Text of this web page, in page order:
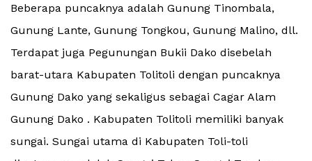
Beberapa puncaknya adalah Gunung Tinombala,
Gunung Lante, Gunung Tongkou, Gunung Malino, dll.
Terdapat juga Pegunungan Bukii Dako disebelah
barat-utara Kabupaten Tolitoli dengan puncaknya
Gunung Dako yang sekaligus sebagai Cagar Alam
Gunung Dako . Kabupaten Tolitoli memiliki banyak
sungai. Sungai utama di Kabupaten Toli-toli